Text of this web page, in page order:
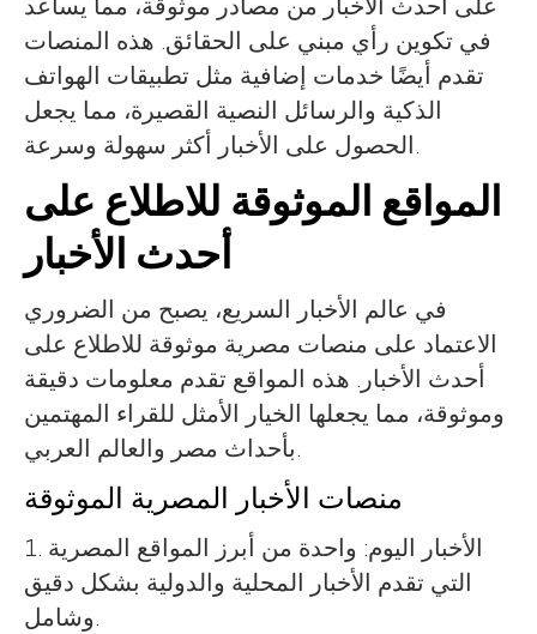
في تكوين رأي مبني على الحقائق. هذه المنصات
تقدم أيضًا خدمات إضافية مثل تطبيقات الهواتف
الذكية والرسائل النصية القصيرة، مما يجعل
الحصول على الأخبار أكثر سهولة وسرعة.
المواقع الموثوقة للاطلاع على
أحدث الأخبار
في عالم الأخبار السريع، يصبح من الضروري
الاعتماد على منصات مصرية موثوقة للاطلاع على
أحدث الأخبار. هذه المواقع تقدم معلومات دقيقة
وموثوقة، مما يجعلها الخيار الأمثل للقراء المهتمين
بأحداث مصر والعالم العربي.
منصات الأخبار المصرية الموثوقة
1. الأخبار اليوم: واحدة من أبرز المواقع المصرية
التي تقدم الأخبار المحلية والدولية بشكل دقيق
وشامل.